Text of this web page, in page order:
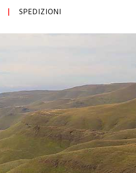
SPEDIZIONI